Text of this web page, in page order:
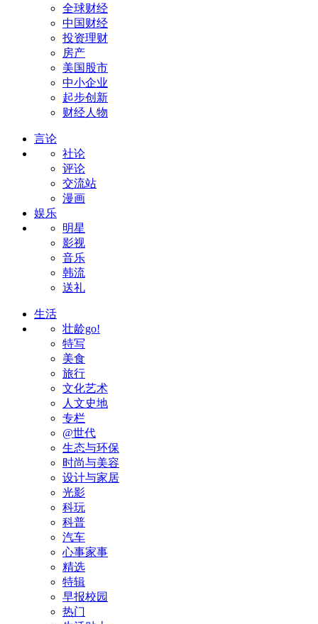
全球财经
中国财经
投资理财
房产
美国股市
中小企业
起步创新
财经人物
言论
社论
评论
交流站
漫画
娱乐
明星
影视
音乐
韩流
送礼
生活
壮龄go!
特写
美食
旅行
文化艺术
人文史地
专栏
@世代
生态与环保
时尚与美容
设计与家居
光影
科玩
科普
汽车
心事家事
精选
特辑
早报校园
热门